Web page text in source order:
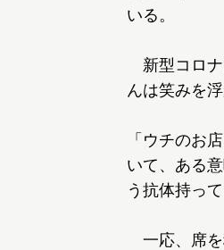
いる。
新型コロナ
んは笑みを
「ウチのお
いて、ある
う抗体持っ
一応、席を